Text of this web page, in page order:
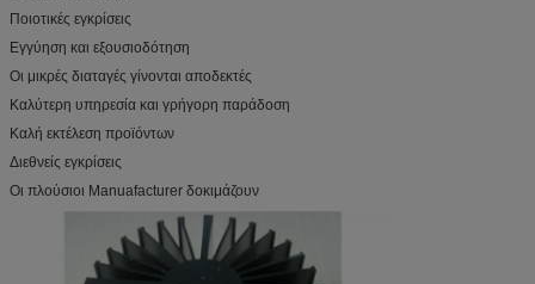
Ποιοτικές εγκρίσεις
Εγγύηση και εξουσιοδότηση
Οι μικρές διαταγές γίνονται αποδεκτές
Καλύτερη υπηρεσία και γρήγορη παράδοση
Καλή εκτέλεση προϊόντων
Διεθνείς εγκρίσεις
Οι πλούσιοι Manuafacturer δοκιμάζουν